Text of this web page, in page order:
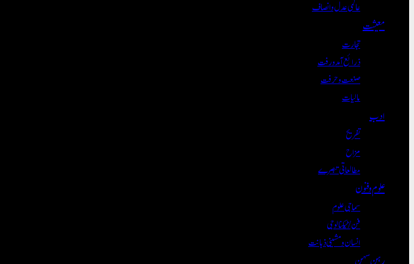
عالمی عدل و انصاف
معیشت
تجارت
ذرائع آمدورفت
صنعت و حرفت
مالیات
ادب
تفریح
مزاح
مطالعاتی تبصرے
علوم و فنون
سماجی علوم
فن/ٹیکنالوجی
انسان و مشینی ذہانت
رہن سہن